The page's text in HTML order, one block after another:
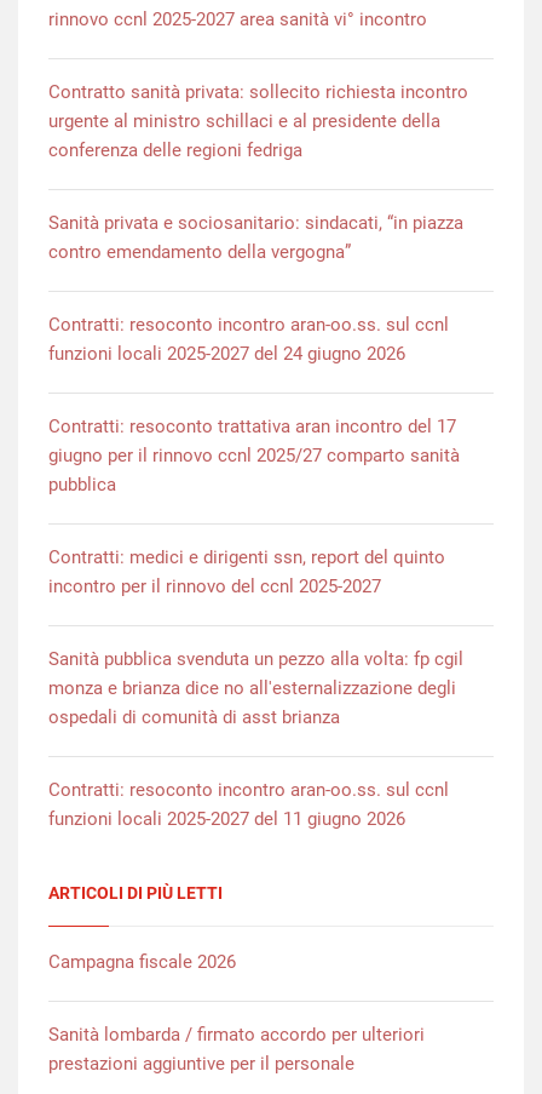
rinnovo ccnl 2025-2027 area sanità vi° incontro
Contratto sanità privata: sollecito richiesta incontro
urgente al ministro schillaci e al presidente della
conferenza delle regioni fedriga
Sanità privata e sociosanitario: sindacati, “in piazza
contro emendamento della vergogna”
Contratti: resoconto incontro aran-oo.ss. sul ccnl
funzioni locali 2025-2027 del 24 giugno 2026
Contratti: resoconto trattativa aran incontro del 17
giugno per il rinnovo ccnl 2025/27 comparto sanità
pubblica
Contratti: medici e dirigenti ssn, report del quinto
incontro per il rinnovo del ccnl 2025-2027
Sanità pubblica svenduta un pezzo alla volta: fp cgil
monza e brianza dice no all'esternalizzazione degli
ospedali di comunità di asst brianza
Contratti: resoconto incontro aran-oo.ss. sul ccnl
funzioni locali 2025-2027 del 11 giugno 2026
ARTICOLI DI PIÙ LETTI
Campagna fiscale 2026
Sanità lombarda / firmato accordo per ulteriori
prestazioni aggiuntive per il personale